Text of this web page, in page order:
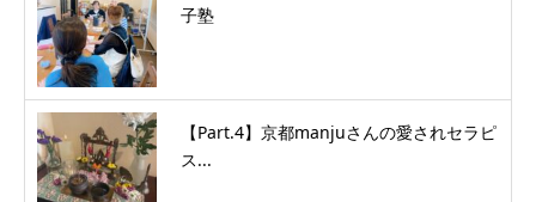
子塾
【Part.4】京都manjuさんの愛されセラピ
ス...